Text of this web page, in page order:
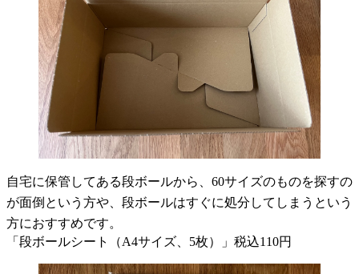
自宅に保管してある段ボールから、60サイズのものを探すの
が面倒という方や、段ボールはすぐに処分してしまうという
方におすすめです。
「段ボールシート（A4サイズ、5枚）」税込110円